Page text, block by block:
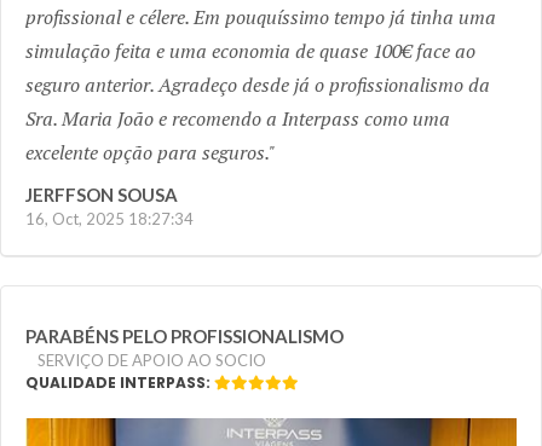
profissional e célere. Em pouquíssimo tempo já tinha uma
simulação feita e uma economia de quase 100€ face ao
seguro anterior. Agradeço desde já o profissionalismo da
Sra. Maria João e recomendo a Interpass como uma
excelente opção para seguros.
JERFFSON SOUSA
16, Oct, 2025 18:27:34
PARABÉNS PELO PROFISSIONALISMO
SERVIÇO DE APOIO AO SOCIO
QUALIDADE INTERPASS: